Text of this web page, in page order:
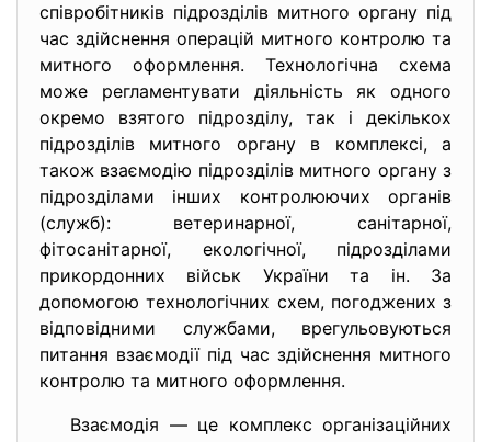
співробітників підрозділів митного органу під
час здійснення операцій митного контролю та
митного оформлення. Технологічна схема
може регламентувати діяльність як одного
окремо взятого підрозділу, так і декількох
підрозділів митного органу в комплексі, а
також взаємодію підрозділів митного органу з
підрозділами інших контролюючих органів
(служб): ветеринарної, санітарної,
фітосанітарної, екологічної, підрозділами
прикордонних військ України та ін. За
допомогою технологічних схем, погоджених з
відповідними службами, врегульовуються
питання взаємодії під час здійснення митного
контролю та митного оформлення.
Взаємодія — це комплекс організаційних